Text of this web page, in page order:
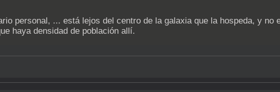
personal, ... está lejos del centro de la galaxia que la hospeda, y
haya densidad de población allí.